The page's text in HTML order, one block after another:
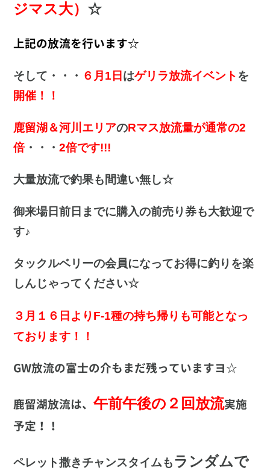
ジマス大） ☆
上記の放流を行います☆
そして・・・ ６月1日 はゲリラ放流イベント を
開催！！
鹿留湖＆河川エリアのRマス放流量が通常の2
倍・・・2倍です!!!
大量放流で釣果も間違い無し☆
御来場日前日までに購入の前売り券も大歓迎で
す♪
タックルベリーの会員になってお得に釣りを楽
しんじゃってください☆
３月１６日 より F-1種の持ち帰りも可能となっ
ております！！
GW放流の富士の介もまだ残っていますヨ☆
鹿留湖放流は、午前午後の２回放流実施
予定 ！！
ペレット撒きチャンスタイムもランダムで